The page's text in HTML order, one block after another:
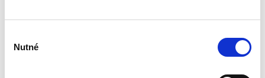
souhlasu
Nutné